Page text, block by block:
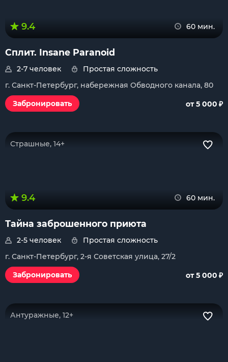
9.4 60 мин.
Сплит. Insane Paranoid
2-7 человек
Простая сложность
г. Санкт-Петербург, набережная Обводного канала, 80
Забронировать
от 5 000 ₽
Страшные, 14+
9.4 60 мин.
Тайна заброшенного приюта
2-5 человек
Простая сложность
г. Санкт-Петербург, 2-я Советская улица, 27/2
Забронировать
от 5 000 ₽
Антуражные, 12+